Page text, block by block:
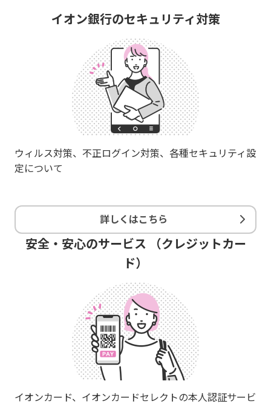
イオン銀行のセキュリティ対策
ウィルス対策、不正ログイン対策、各種セキュリティ設
定について
詳しくはこちら
安全・安心のサービス （クレジットカー
ド）
イオンカード、イオンカードセレクトの本人認証サービ